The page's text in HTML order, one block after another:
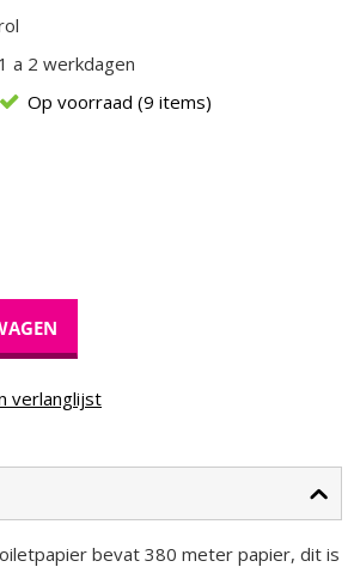
1 a 2 werkdagen
Op voorraad (9 items)
verlanglijst
bevat 380 meter papier, dit is